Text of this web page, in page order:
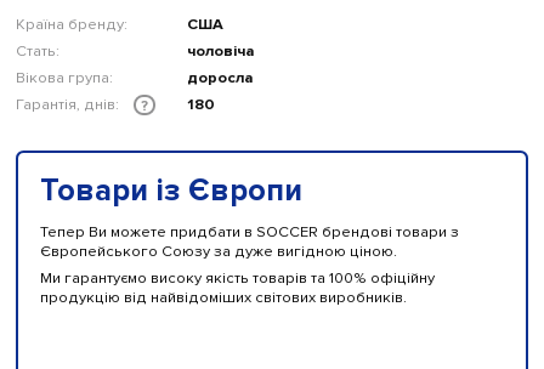
Країна бренду:
США
Стать:
чоловіча
Вікова група:
доросла
Гарантія, днів:
? 180
Товари із Європи
Тепер Ви можете придбати в SOCCER брендові товари з
Європейського Союзу за дуже вигідною ціною.
Ми гарантуємо високу якість товарів та 100% офіційну
продукцію від найвідоміших світових виробників.